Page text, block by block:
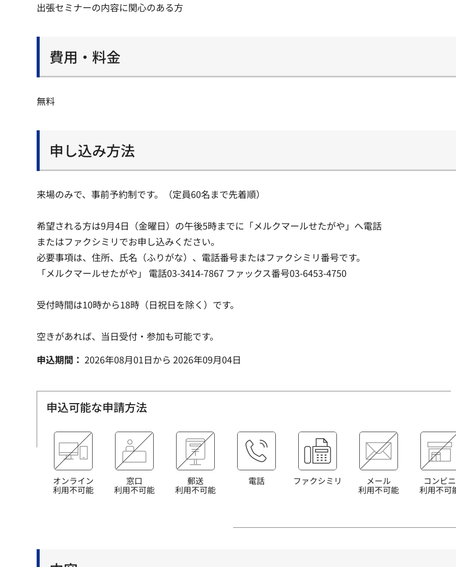
出張セミナーの内容に関心のある方
費用・料金
無料
申し込み方法
来場のみで、事前予約制です。（定員60名まで先着順）
希望される方は9月4日（金曜日）の午後5時までに「メルクマールせたがや」へ電話
またはファクシミリでお申し込みください。
必要事項は、住所、氏名（ふりがな）、電話番号またはファクシミリ番号です。
「メルクマールせたがや」 電話03-3414-7867 ファックス番号03-6453-4750
受付時間は10時から18時（日祝日を除く）です。
空きがあれば、当日受付・参加も可能です。
申込期間： 2026年08月01日から 2026年09月04日
申込可能な申請方法
オンライン
利用不可能
窓口
利用不可能
郵送
利用不可能
電話 ファクシミリ メール
利用不可能
コンビニ
利用不可